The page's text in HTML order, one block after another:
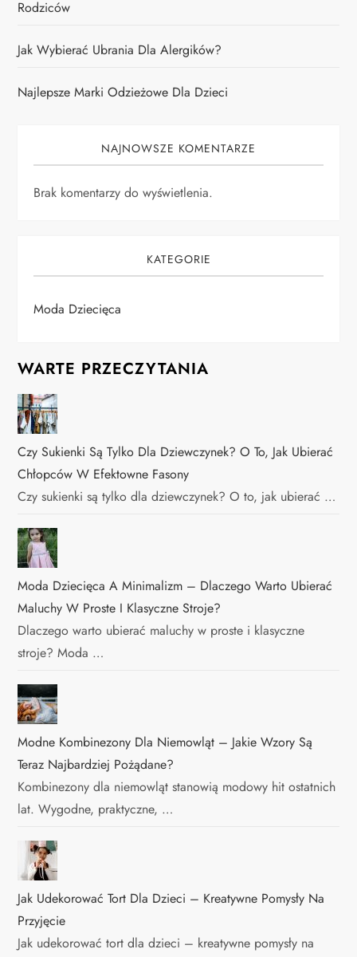
Rodziców
Jak Wybierać Ubrania Dla Alergików?
Najlepsze Marki Odzieżowe Dla Dzieci
NAJNOWSZE KOMENTARZE
Brak komentarzy do wyświetlenia.
KATEGORIE
Moda Dziecięca
WARTE PRZECZYTANIA
Czy Sukienki Są Tylko Dla Dziewczynek? O To, Jak Ubierać
Chłopców W Efektowne Fasony
Czy sukienki są tylko dla dziewczynek? O to, jak ubierać …
Moda Dziecięca A Minimalizm – Dlaczego Warto Ubierać
Maluchy W Proste I Klasyczne Stroje?
Dlaczego warto ubierać maluchy w proste i klasyczne
stroje? Moda …
Modne Kombinezony Dla Niemowląt – Jakie Wzory Są
Teraz Najbardziej Pożądane?
Kombinezony dla niemowląt stanowią modowy hit ostatnich
lat. Wygodne, praktyczne, …
Jak Udekorować Tort Dla Dzieci – Kreatywne Pomysły Na
Przyjęcie
Jak udekorować tort dla dzieci – kreatywne pomysły na